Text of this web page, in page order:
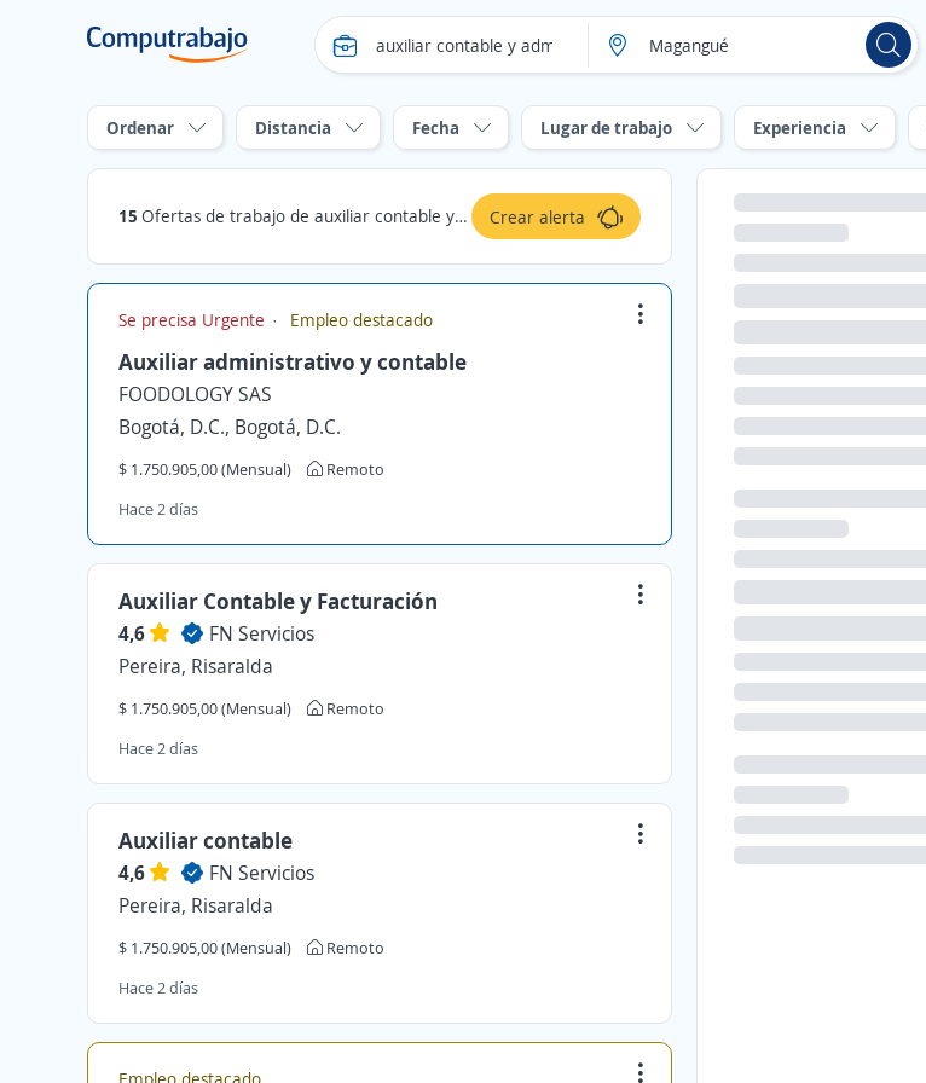
Ordenar Distancia Fecha Lugar de trabajo Experiencia
15 Ofertas de trabajo de auxiliar contable y administrativo en Magangué, Bolívar Crear alerta
Se precisa Urgente Empleo destacado
Auxiliar administrativo y contable
FOODOLOGY SAS
Bogotá, D.C., Bogotá, D.C.
$ 1.750.905,00 (Mensual)
Remoto
Hace 2 días
Auxiliar Contable y Facturación
4,6
FN Servicios
Pereira, Risaralda
$ 1.750.905,00 (Mensual)
Remoto
Hace 2 días
Auxiliar contable
4,6
FN Servicios
Pereira, Risaralda
$ 1.750.905,00 (Mensual)
Remoto
Hace 2 días